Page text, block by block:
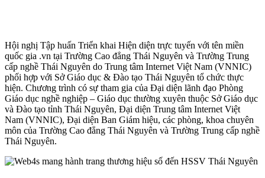
Hội nghị Tập huấn Triển khai Hiện diện trực tuyến với tên miền
quốc gia .vn tại Trường Cao đẳng Thái Nguyên và Trường Trung
cấp nghề Thái Nguyên do Trung tâm Internet Việt Nam (VNNIC)
phối hợp với Sở Giáo dục & Đào tạo Thái Nguyên tổ chức thực
hiện. Chương trình có sự tham gia của Đại diện lãnh đạo Phòng
Giáo dục nghề nghiệp – Giáo dục thường xuyên thuộc Sở Giáo dục
và Đào tạo tỉnh Thái Nguyên, Đại diện Trung tâm Internet Việt
Nam (VNNIC), Đại diện Ban Giám hiệu, các phòng, khoa chuyên
môn của Trường Cao đẳng Thái Nguyên và Trường Trung cấp nghề
Thái Nguyên.